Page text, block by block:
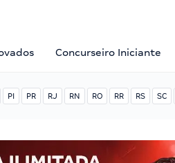
Concurseiro Iniciante
PI PR RJ RN RO RR RS SC